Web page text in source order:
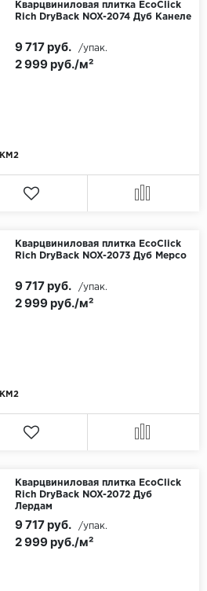
SPC Betta
SPC DEW
SPC Stronghold
Tarkett
Кварцвиниловая плитка EcoClick
Rich DryBack NOX-2074 Дуб Канеле
КМ2
2 999 руб./м²
9 717 руб. /упак.
Кварцвиниловая плитка EcoClick
Rich DryBack NOX-2073 Дуб Мерсо
КМ2
2 999 руб./м²
9 717 руб. /упак.
Кварцвиниловая плитка EcoClick
Rich DryBack NOX-2072 Дуб
Лердам
2 999 руб./м²
9 717 руб. /упак.